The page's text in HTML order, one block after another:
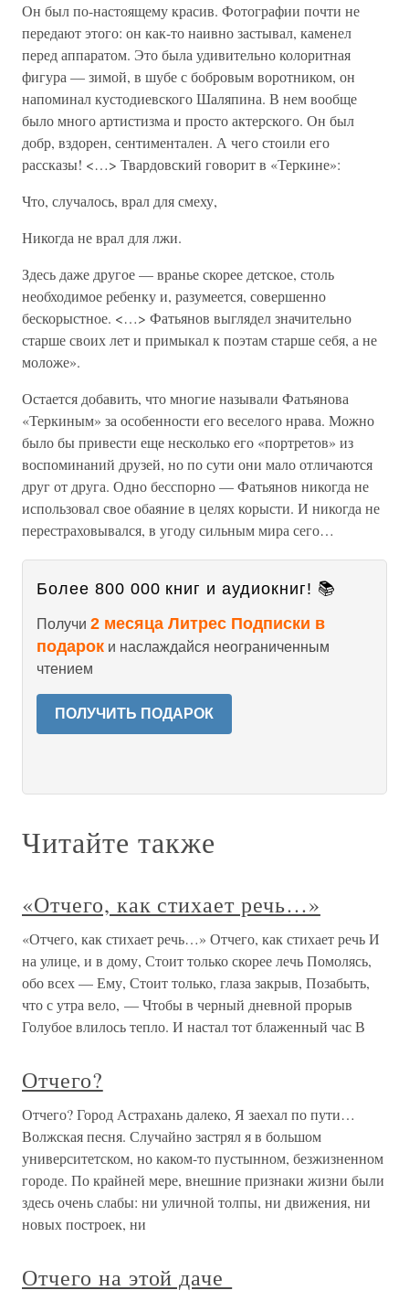
Он был по-настоящему красив. Фотографии почти не
передают этого: он как-то наивно застывал, каменел
перед аппаратом. Это была удивительно колоритная
фигура — зимой, в шубе с бобровым воротником, он
напоминал кустодиевского Шаляпина. В нем вообще
было много артистизма и просто актерского. Он был
добр, вздорен, сентиментален. А чего стоили его
рассказы! <…> Твардовский говорит в «Теркине»:
Что, случалось, врал для смеху,
Никогда не врал для лжи.
Здесь даже другое — вранье скорее детское, столь
необходимое ребенку и, разумеется, совершенно
бескорыстное. <…> Фатьянов выглядел значительно
старше своих лет и примыкал к поэтам старше себя, а не
моложе».
Остается добавить, что многие называли Фатьянова
«Теркиным» за особенности его веселого нрава. Можно
было бы привести еще несколько его «портретов» из
воспоминаний друзей, но по сути они мало отличаются
друг от друга. Одно бесспорно — Фатьянов никогда не
использовал свое обаяние в целях корысти. И никогда не
перестраховывался, в угоду сильным мира сего…
Более 800 000 книг и аудиокниг! 📚
Получи 2 месяца Литрес Подписки в
подарок и наслаждайся неограниченным
чтением
ПОЛУЧИТЬ ПОДАРОК
Читайте также
«Отчего, как стихает речь…»
«Отчего, как стихает речь…» Отчего, как стихает речь И
на улице, и в дому, Стоит только скорее лечь Помолясь,
обо всех — Ему, Стоит только, глаза закрыв, Позабыть,
что с утра вело, — Чтобы в черный дневной прорыв
Голубое влилось тепло. И настал тот блаженный час В
Отчего?
Отчего? Город Астрахань далеко, Я заехал по пути…
Волжская песня. Случайно застрял я в большом
университетском, но каком-то пустынном, безжизненном
городе. По крайней мере, внешние признаки жизни были
здесь очень слабы: ни уличной толпы, ни движения, ни
новых построек, ни
Отчего на этой даче